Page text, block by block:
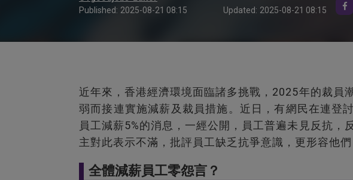
Published: 2025-08-21 08:15 Updated: 2025-08-21 08:15
近年來，香港經濟環境面臨諸多挑戰，2025年的裁員
弱而接連實施減薪及裁員措施。近日，有網民在連登
員工減薪5%的消息，一經公開，員工普遍未見反抗，
主對此表示不滿，批評員工缺乏抗爭意識，更形容他們
全體減薪員工零怨言？